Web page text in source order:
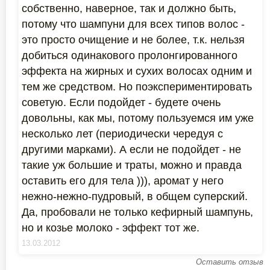
собственно, наверное, так и должно быть,
потому что шампуни для всех типов волос -
это просто очищение и не более, т.к. нельзя
добиться одинакового пролонгированного
эффекта на жирных и сухих волосах одним и
тем же средством. Но поэкспериментировать
советую. Если подойдет - будете очень
довольны, как мы, потому пользуемся им уже
несколько лет (периодически чередуя с
другими марками). А если не подойдет - не
такие уж большие и траты, можно и правда
оставить его для тела ))), аромат у него
нежно-нежно-пудровый, в общем суперский.
Да, пробовали не только кефирный шампунь,
но и козье молоко - эффект тот же.
13.03.2012
Оставить отзыв